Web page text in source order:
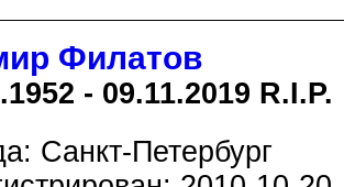
Филатов
- 09.11.2019 R.I.P.
Санкт-Петербург